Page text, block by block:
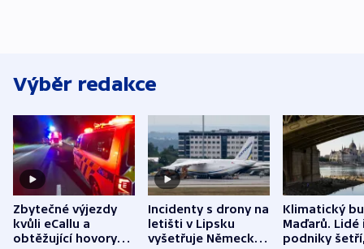
Výběr redakce
Zbytečné výjezdy
kvůli eCallu a
obtěžující hovory
Incidenty s drony na
letišti v Lipsku
vyšetřuje Německo
Klimatický
Maďarů. Lidé
podniky